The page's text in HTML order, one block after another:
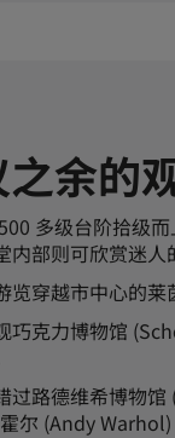
余的
多级台阶拾级
内部则可欣赏迷人
览穿越市中心的莱
巧克力博物馆
过路德维希博物
尔 (Andy Warhol)